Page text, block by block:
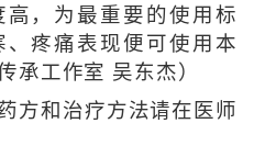
，为最重要的使用标
疼痛表现便可使用本
承工作室 吴东杰）
方和治疗方法请在医师